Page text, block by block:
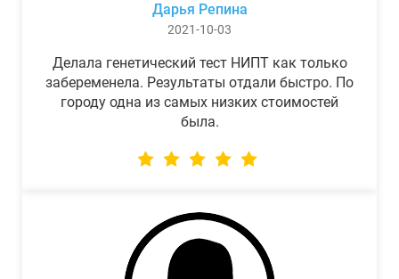
Дарья Репина
2021-10-03
Делала генетический тест НИПТ как только
забеременела. Результаты отдали быстро. По
городу одна из самых низких стоимостей
была.